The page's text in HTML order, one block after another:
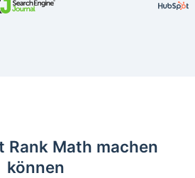
Rank Math machen
können